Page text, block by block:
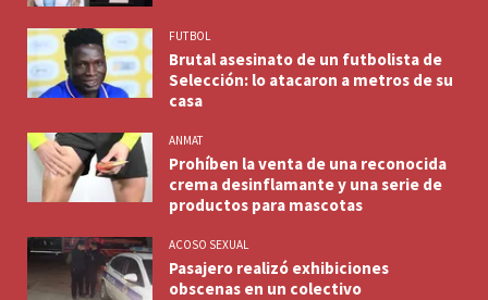
FUTBOL
Brutal asesinato de un futbolista de
Selección: lo atacaron a metros de su
casa
ANMAT
Prohíben la venta de una reconocida
crema desinflamante y una serie de
productos para mascotas
ACOSO SEXUAL
Pasajero realizó exhibiciones
obscenas en un colectivo